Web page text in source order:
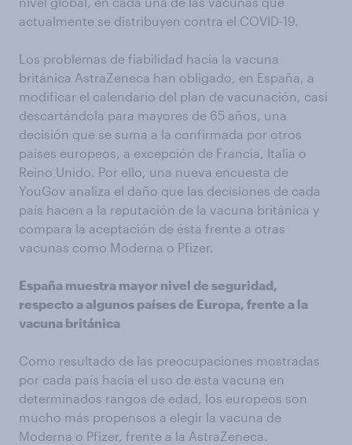
actualmente se distribuyen contra el COVID-19.
Los problemas de fiabilidad hacia la vacuna
británica AstraZeneca han obligado, en España, a
modificar el calendario del plan de vacunación, casi
descartándola para mayores de 65 años, una
decisión que se suma a la confirmada por otros
países europeos, a excepción de Francia, Italia o
Reino Unido. Por ello, una nueva encuesta de
YouGov analiza el daño que las decisiones de cada
país hacen a la reputación de la vacuna británica y
compara la aceptación de ésta frente a otras
vacunas como Moderna o Pfizer.
España muestra mayor nivel de seguridad,
respecto a algunos países de Europa, frente a la
vacuna británica
Como resultado de las preocupaciones mostradas
por cada país hacia el uso de esta vacuna en
determinados rangos de edad, los europeos son
mucho más propensos a elegir la vacuna de
Moderna o Pfizer, frente a la AstraZeneca.